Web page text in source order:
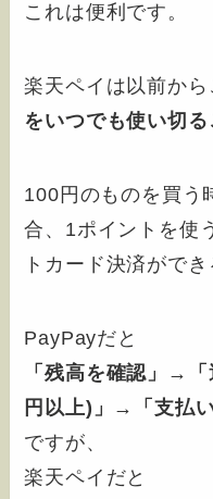
これは便利です。
楽天ペイは以前から
をいつでも使い切る
100円のものを買う
合、1ポイントを使
トカード決済ができ
PayPayだと
「残高を確認」→
円以上)」→「支払い
ですが、
楽天ペイだと